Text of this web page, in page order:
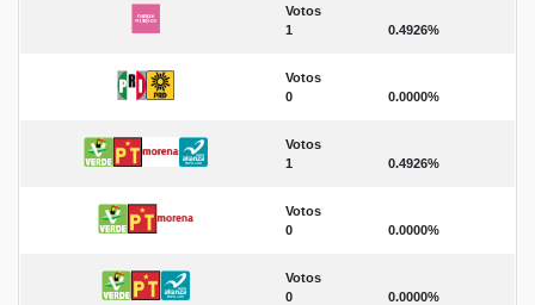
Votos
1
0.4926%
Votos
0
0.0000%
Votos
1
0.4926%
Votos
0
0.0000%
Votos
0
0.0000%